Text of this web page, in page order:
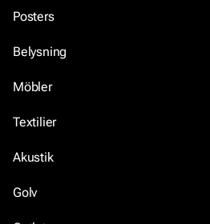
Posters
Belysning
Möbler
Textilier
Akustik
Golv